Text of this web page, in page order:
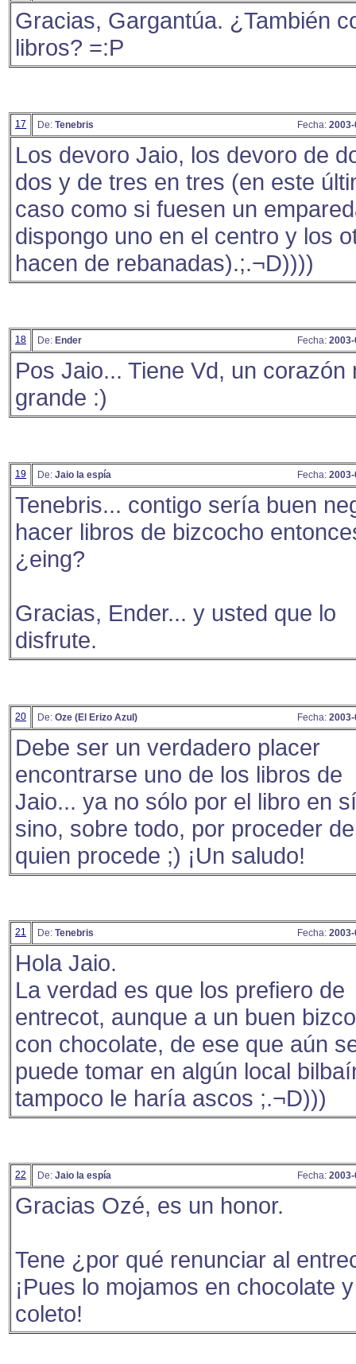
Gracias, Gargantúa. ¿También
libros? =:P
17 De: Tenebris Fecha:
Los devoro Jaio, los devoro de
dos y de tres en tres (en este
caso como si fuesen un
dispongo uno en el centro y los
hacen de rebanadas).;.¬D))))
18 De: Ender Fecha:
Pos Jaio... Tiene Vd, un corazón
grande :)
19 De: Jaio la espía Fecha:
Tenebris... contigo sería buen
hacer libros de bizcocho
¿eing?
Gracias, Ender... y usted que lo
disfrute.
20 De: Oze (El Erizo Azul) Fecha:
Debe ser un verdadero placer
encontrarse uno de los libros de
Jaio... ya no sólo por el libro en
sino, sobre todo, por proceder de
quien procede ;) ¡Un saludo!
21 De: Tenebris Fecha:
Hola Jaio.
La verdad es que los prefiero de
entrecot, aunque a un buen
con chocolate, de ese que aún
puede tomar en algún local
tampoco le haría ascos ;.¬D)))
22 De: Jaio la espía Fecha:
Gracias Ozé, es un honor.
Tene ¿por qué renunciar al
¡Pues lo mojamos en chocolate
coleto!